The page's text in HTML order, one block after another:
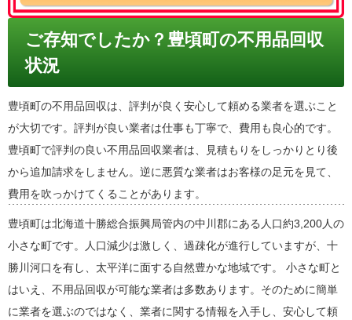
ご存知でしたか？豊頃町の不用品回収
状況
豊頃町の不用品回収は、評判が良く安心して頼める業者を選ぶこと
が大切です。評判が良い業者は仕事も丁寧で、費用も良心的です。
豊頃町で評判の良い不用品回収業者は、見積もりをしっかりとり後
から追加請求をしません。逆に悪質な業者はお客様の足元を見て、
費用を吹っかけてくることがあります。
豊頃町は北海道十勝総合振興局管内の中川郡にある人口約3,200人の
小さな町です。人口減少は激しく、過疎化が進行していますが、十
勝川河口を有し、太平洋に面する自然豊かな地域です。 小さな町と
はいえ、不用品回収が可能な業者は多数あります。そのために簡単
に業者を選ぶのではなく、業者に関する情報を入手し、安心して頼